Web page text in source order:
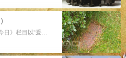
2018年12月7日，青岛电视台《今日》栏目以“爰还是爱？‘青岛文博之父’葬于福宁园，墓碑名字竟被刻错”为题播送了一则社会新闻。 报道概要如下：本市居民郑健先生看到本台关于检察机关监督做好王献唐陵墓维护管理报道后...